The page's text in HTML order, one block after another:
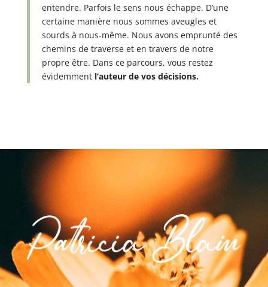
entendre. Parfois le sens nous échappe. D’une
certaine manière nous sommes aveugles et
sourds à nous-même. Nous avons emprunté des
chemins de traverse et en travers de notre
propre être. Dans ce parcours, vous restez
évidemment l’auteur de vos décisions.